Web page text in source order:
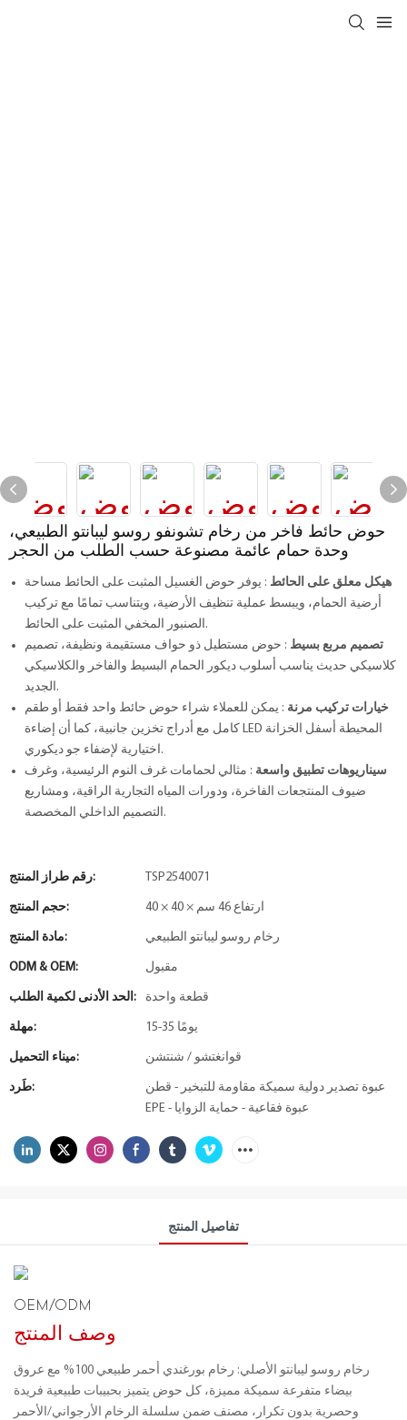
حوض حائط فاخر من رخام تشونفو روسو ليبانتو الطبيعي،
وحدة حمام عائمة مصنوعة حسب الطلب من الحجر
هيكل معلق على الحائط : يوفر حوض الغسيل المثبت على الحائط مساحة
أرضية الحمام، ويبسط عملية تنظيف الأرضية، ويتناسب تمامًا مع تركيب
الصنبور المخفي المثبت على الحائط.
تصميم مربع بسيط : حوض مستطيل ذو حواف مستقيمة ونظيفة، تصميم
كلاسيكي حديث يناسب أسلوب ديكور الحمام البسيط والفاخر والكلاسيكي
الجديد.
خيارات تركيب مرنة : يمكن للعملاء شراء حوض حائط واحد فقط أو طقم
كامل مع أدراج تخزين جانبية، كما أن إضاءة LED المحيطة أسفل الخزانة
اختيارية لإضفاء جو ديكوري.
سيناريوهات تطبيق واسعة : مثالي لحمامات غرف النوم الرئيسية، وغرف
ضيوف المنتجعات الفاخرة، ودورات المياه التجارية الراقية، ومشاريع
التصميم الداخلي المخصصة.
رقم طراز المنتج: TSP2540071
حجم المنتج: 40 × 40 × ارتفاع 46 سم
مادة المنتج: رخام روسو ليبانتو الطبيعي
ODM & OEM: مقبول
الحد الأدنى لكمية الطلب: قطعة واحدة
مهلة: 15-35 يومًا
ميناء التحميل: قوانغتشو / شنتشن
طَرد:
عبوة تصدير دولية سميكة مقاومة للتبخير - قطن
EPE - عبوة فقاعية - حماية الزوايا
تفاصيل المنتج
OEM/ODM
وصف المنتج
رخام روسو ليبانتو الأصلي: رخام بورغندي أحمر طبيعي 100% مع عروق
بيضاء متفرعة سميكة مميزة، كل حوض يتميز بحبيبات طبيعية فريدة
وحصرية بدون تكرار، مصنف ضمن سلسلة الرخام الأرجواني/الأحمر